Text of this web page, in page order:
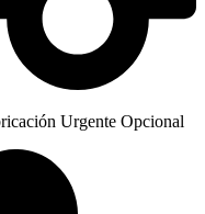
Urgente Opcional